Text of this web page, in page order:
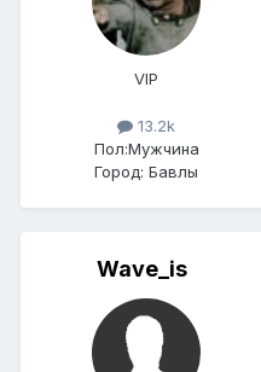
VIP
13.2k
Пол:Мужчина
Город: Бавлы
Wave_is